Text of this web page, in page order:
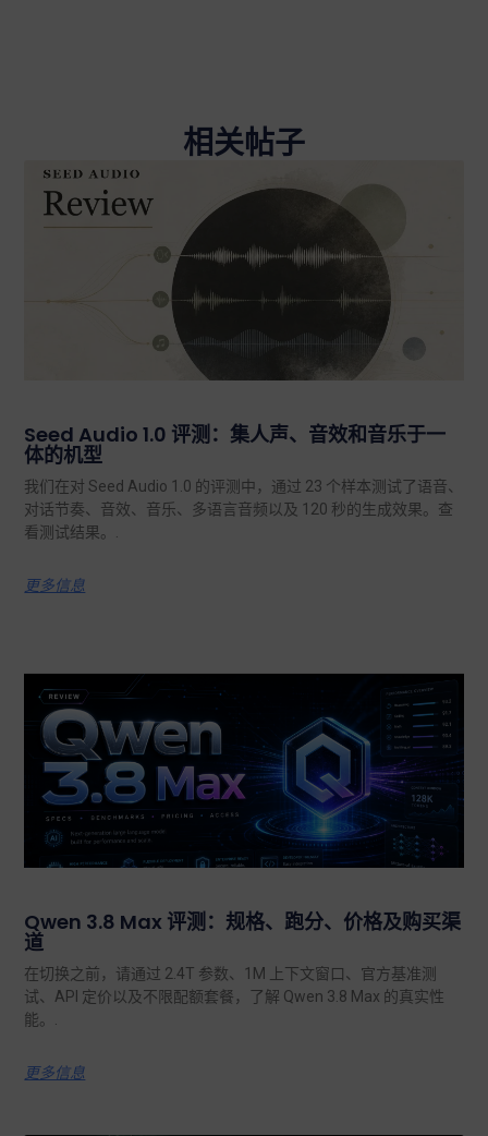
相关帖子
Seed Audio 1.0 评测：集人声、音效和音乐于一
体的机型
我们在对 Seed Audio 1.0 的评测中，通过 23 个样本测试了语音、
对话节奏、音效、音乐、多语言音频以及 120 秒的生成效果。查
看测试结果。.
更多信息
Qwen 3.8 Max 评测：规格、跑分、价格及购买渠
道
在切换之前，请通过 2.4T 参数、1M 上下文窗口、官方基准测
试、API 定价以及不限配额套餐，了解 Qwen 3.8 Max 的真实性
能。.
更多信息